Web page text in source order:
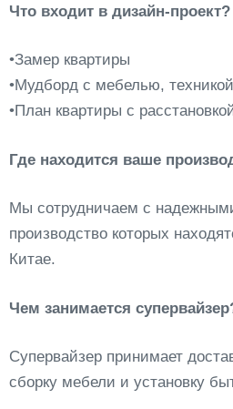
Что входит в дизайн-проект?
•Замер квартиры
•Мудборд с мебелью,
•План квартиры с
Где находится ваше
Мы сотрудничаем с
производство которых
Китае.
Чем занимается
Супервайзер принимает
сборку мебели и установку